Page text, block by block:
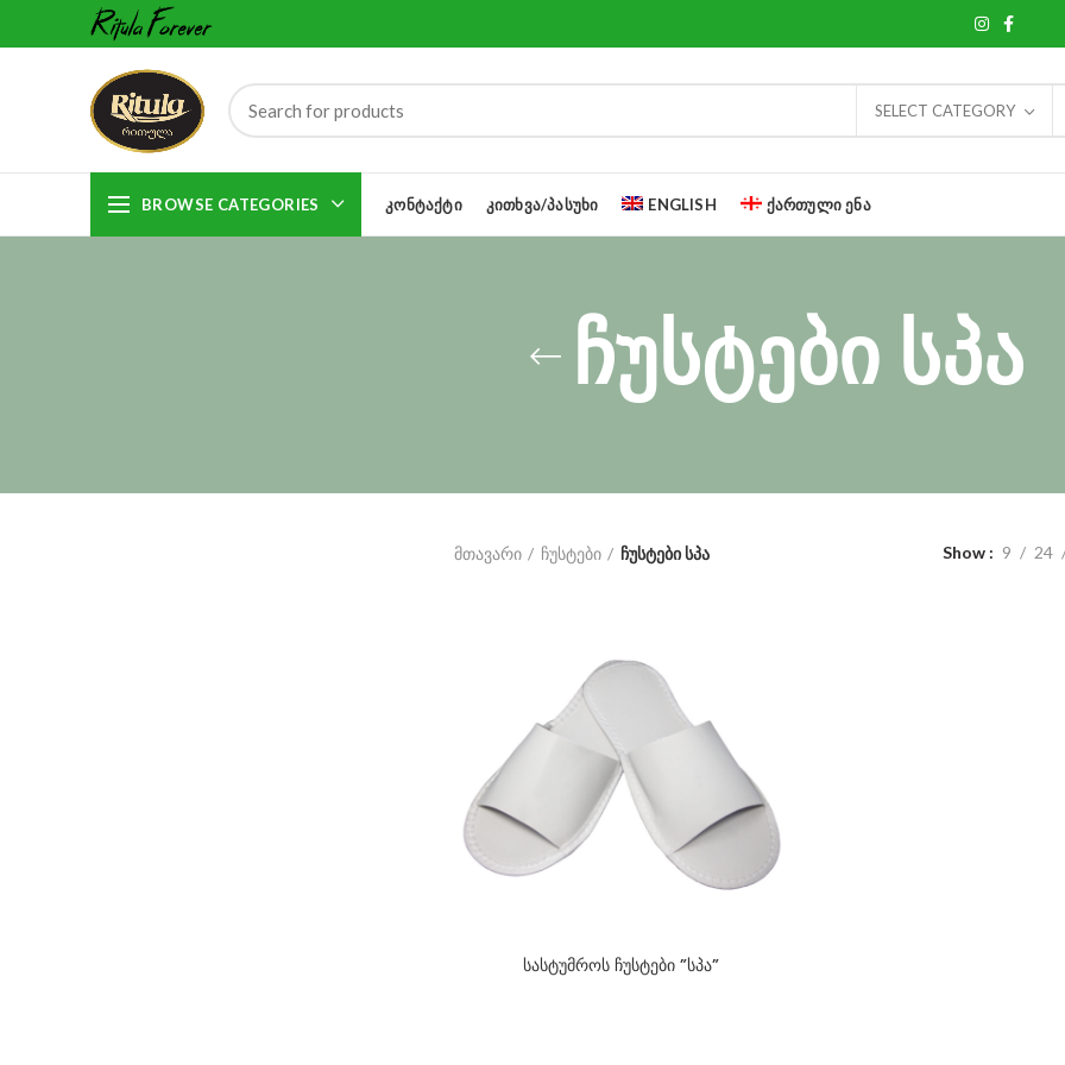
SELECT CATEGORY
BROWSE CATEGORIES ᲙᲝᲜᲢᲐᲥᲢᲘ ᲙᲘᲗᲮᲕᲐ/ᲞᲐᲡᲣᲮᲘ ENGLISH ᲥᲐᲠᲗᲣᲚᲘ ᲔᲜᲐ
ჩუსტები სპა
მთავარი ჩუსტები ჩუსტები სპა Show 9 24
სასტუმროს ჩუსტები ”სპა”